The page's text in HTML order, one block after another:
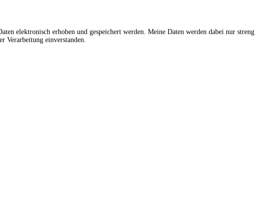
elektronisch erhoben und gespeichert werden. Meine Daten werden dabei nur streng
Verarbeitung einverstanden.